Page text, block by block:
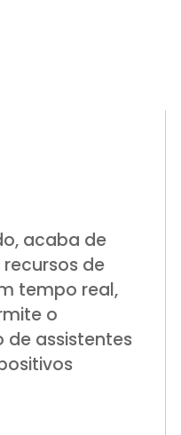
acaba de
recursos de
tempo real,
o
assistentes